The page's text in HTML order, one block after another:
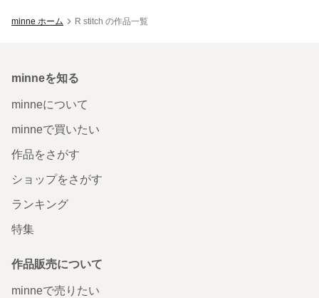
minne ホーム R stitch の作品一覧
minneを知る
minneについて
minneで買いたい
作品をさがす
ショップをさがす
ランキング
特集
作品販売について
minneで売りたい